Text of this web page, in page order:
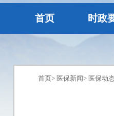
首页 时政
首页> 医保新闻> 医保动